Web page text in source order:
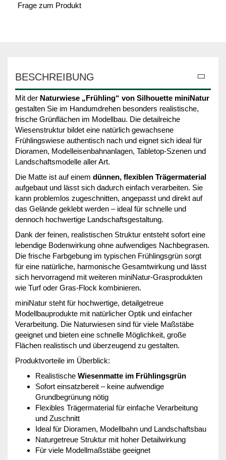
Frage zum Produkt
BESCHREIBUNG
Mit der Naturwiese „Frühling“ von Silhouette miniNatur
gestalten Sie im Handumdrehen besonders realistische,
frische Grünflächen im Modellbau. Die detailreiche
Wiesenstruktur bildet eine natürlich gewachsene
Frühlingswiese authentisch nach und eignet sich ideal für
Dioramen, Modelleisenbahnanlagen, Tabletop-Szenen und
Landschaftsmodelle aller Art.
Die Matte ist auf einem dünnen, flexiblen Trägermaterial
aufgebaut und lässt sich dadurch einfach verarbeiten. Sie
kann problemlos zugeschnitten, angepasst und direkt auf
das Gelände geklebt werden – ideal für schnelle und
dennoch hochwertige Landschaftsgestaltung.
Dank der feinen, realistischen Struktur entsteht sofort eine
lebendige Bodenwirkung ohne aufwendiges Nachbegrasen.
Die frische Farbgebung im typischen Frühlingsgrün sorgt
für eine natürliche, harmonische Gesamtwirkung und lässt
sich hervorragend mit weiteren miniNatur-Grasprodukten
wie Turf oder Gras-Flock kombinieren.
miniNatur steht für hochwertige, detailgetreue
Modellbauprodukte mit natürlicher Optik und einfacher
Verarbeitung. Die Naturwiesen sind für viele Maßstäbe
geeignet und bieten eine schnelle Möglichkeit, große
Flächen realistisch und überzeugend zu gestalten.
Produktvorteile im Überblick:
Realistische Wiesenmatte im Frühlingsgrün
Sofort einsatzbereit – keine aufwendige
Grundbegrünung nötig
Flexibles Trägermaterial für einfache Verarbeitung
und Zuschnitt
Ideal für Dioramen, Modellbahn und Landschaftsbau
Naturgetreue Struktur mit hoher Detailwirkung
Für viele Modellmaßstäbe geeignet